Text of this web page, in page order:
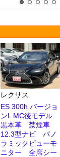
レクサス
ES 300h バージョ
ンL MC後モデル
黒本革 禁煙車
12.3型ナビ パノ
ラミックビューモ
ニター 全席シー